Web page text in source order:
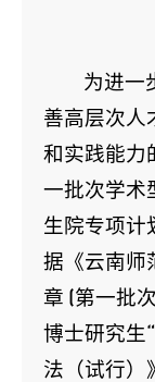
为进一
善高层次人
和实践能力
一批次学术
生院专项计
据《云南师
章 (第一批
博士研究生
法（试行）